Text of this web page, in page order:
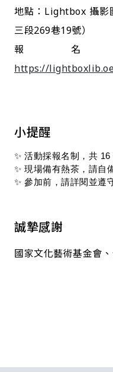
地點：Lightbox 攝影
三段269巷19號）
報名
https://
小提醒
✨ 活動採報名制，共 16
✨ 現場備有熱茶，請自
✨ 參加前，請詳閱並遵
誠摯感謝
國家文化藝術基金會